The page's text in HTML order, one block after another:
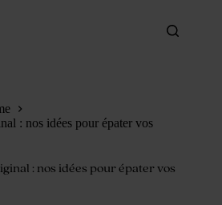
: nos idées pour épater vos
: nos idées pour épater vos